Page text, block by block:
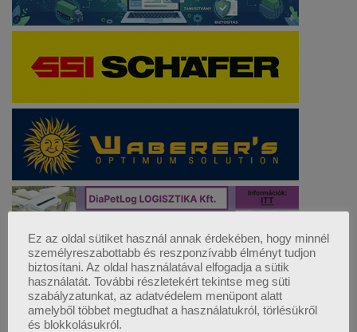
Ez az oldal sütiket használ annak érdekében, hogy minnél
személyreszabottabb és reszponzívabb élményt tudjon
biztosítani. Az oldal használatával elfogadja a sütik
használatát. További részletekért tekintse meg süti
szabályzatunkat, az adatvédelem menüpont alatt
amelyből többet megtudhat a használatukról, törlésükről
és blokkolásukról.